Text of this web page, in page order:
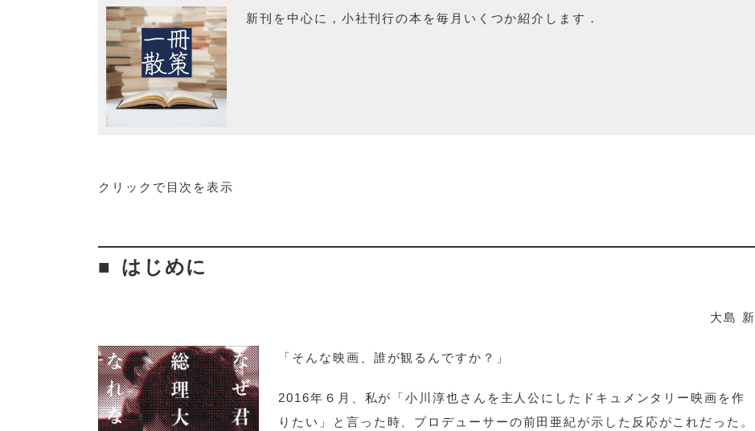
新刊を中心に，小社刊行の本を毎月いくつか紹介します．
クリックで目次を表示
書籍情報
はじめに
大島 新
「そんな映画、誰が観るんですか？」
2016年６月、私が「小川淳也さんを主人公にしたドキュメンタリー映画を作
りたい」と言った時、プロデューサーの前田亜紀が示した反応がこれだった。